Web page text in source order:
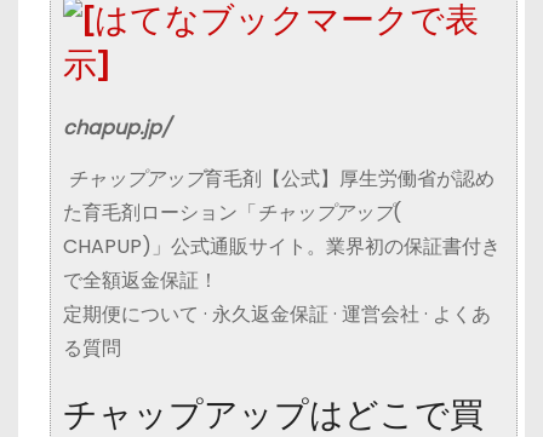
chapup.jp/
チャップアップ育毛剤【公式】厚生労働省が認め
た育毛剤ローション「チャップアップ(
CHAPUP)」公式通販サイト。業界初の保証書付き
で全額返金保証！
‎定期便について · ‎永久返金保証 · ‎運営会社 · ‎よくあ
る質問
チャップアップはどこで買